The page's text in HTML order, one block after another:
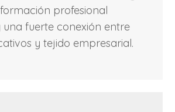
profesional
una fuerte conexión entre
y tejido empresarial.